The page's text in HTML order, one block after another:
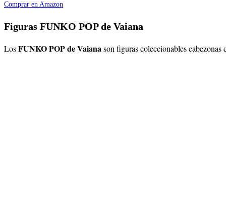
Comprar en Amazon
Figuras FUNKO POP de Vaiana
LosFUNKO POP de Vaianason figuras coleccionables